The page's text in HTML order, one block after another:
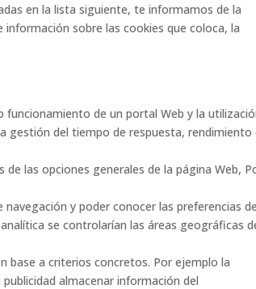
en la lista siguiente, te informamos de la
sobre las cookies que coloca, la
funcionamiento de un portal Web y la
gestión del tiempo de respuesta, rendimiento
las opciones generales de la página Web,
y poder conocer las preferencias
se controlarían las áreas geográficas
base a criterios concretos. Por ejemplo la
almacenar información del